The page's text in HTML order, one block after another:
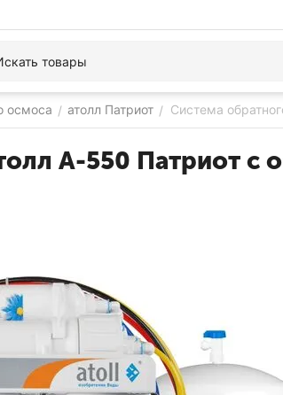
осмоса / атолл Патриот / Система
A-550 Патриот с